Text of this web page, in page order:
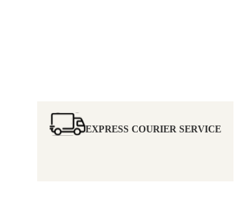
EXPRESS COURIER SERVICE